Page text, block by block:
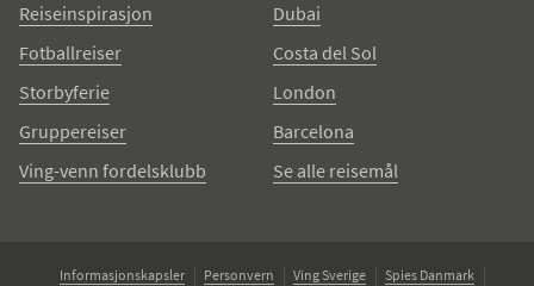
Reiseinspirasjon
Fotballreiser
Storbyferie
Gruppereiser
Ving-venn fordelsklubb
Dubai
Costa del Sol
London
Barcelona
Se alle reisemål
Informasjonskapsler Personvern Ving Sverige Spies Danmark